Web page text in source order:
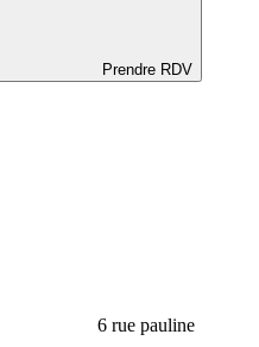
Prendre RDV
6 rue pauline